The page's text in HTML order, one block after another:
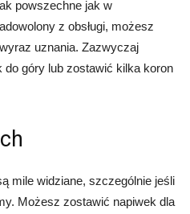
powszechne jak w
z obsługi, możesz
uznania. Zazwyczaj
góry lub zostawić kilka koron
mile widziane, szczególnie jeśli
Możesz zostawić napiwek dla